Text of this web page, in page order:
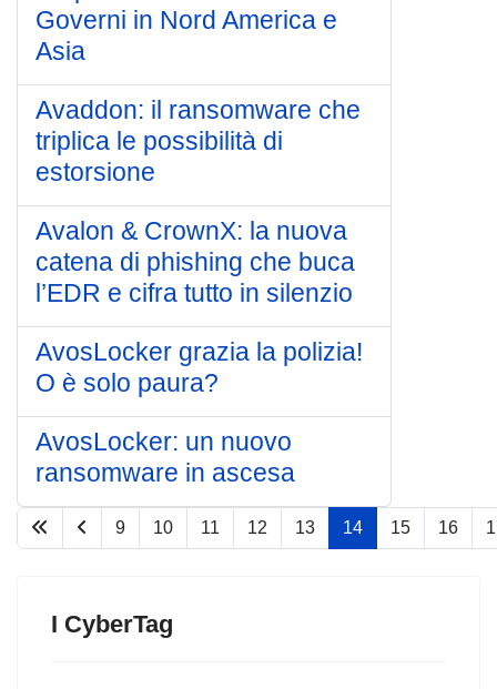
Governi in Nord America e
Asia
Avaddon: il ransomware che
triplica le possibilità di
estorsione
Avalon & CrownX: la nuova
catena di phishing che buca
l’EDR e cifra tutto in silenzio
AvosLocker grazia la polizia!
O è solo paura?
AvosLocker: un nuovo
ransomware in ascesa
Pagina 14 di 76
9 10 11 12 13 14 15 16
I CyberTag